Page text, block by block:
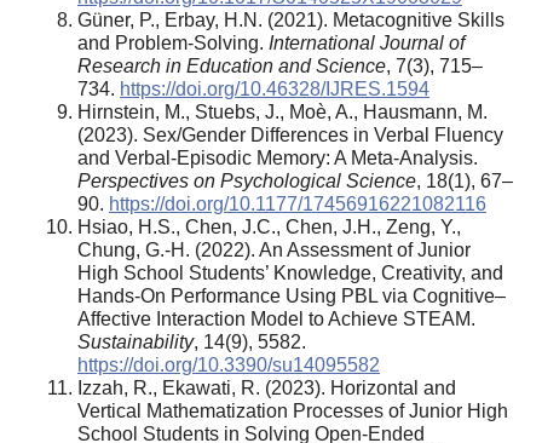
Güner, P., Erbay, H.N. (2021). Metacognitive Skills
and Problem-Solving. International Journal of
Research in Education and Science, 7(3), 715–
734. https://doi.org/10.46328/IJRES.1594
Hirnstein, M., Stuebs, J., Moè, A., Hausmann, M.
(2023). Sex/Gender Differences in Verbal Fluency
and Verbal-Episodic Memory: A Meta-Analysis.
Perspectives on Psychological Science, 18(1), 67–
90. https://doi.org/10.1177/17456916221082116
Hsiao, H.S., Chen, J.C., Chen, J.H., Zeng, Y.,
Chung, G.-H. (2022). An Assessment of Junior
High School Students’ Knowledge, Creativity, and
Hands-On Performance Using PBL via Cognitive–
Affective Interaction Model to Achieve STEAM.
Sustainability, 14(9), 5582.
https://doi.org/10.3390/su14095582
Izzah, R., Ekawati, R. (2023). Horizontal and
Vertical Mathematization Processes of Junior High
School Students in Solving Open-Ended